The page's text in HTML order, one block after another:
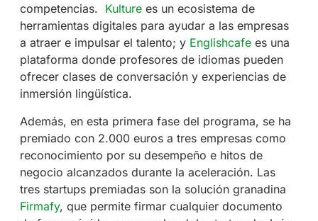
competencias. Kulturees un ecosistema de
herramientas digitales para ayudar a las empresas
a atraer e impulsar el talento; y Englishcafees una
plataforma donde profesores de idiomas pueden
ofrecer clases de conversación y experiencias de
inmersión lingüística.
Además, en esta primera fase del programa, se ha
premiado con 2.000 euros a tres empresas como
reconocimiento por su desempeño e hitos de
negocio alcanzados durante la aceleración. Las
tres startups premiadas son la solución granadina
Firmafy, que permite firmar cualquier documento